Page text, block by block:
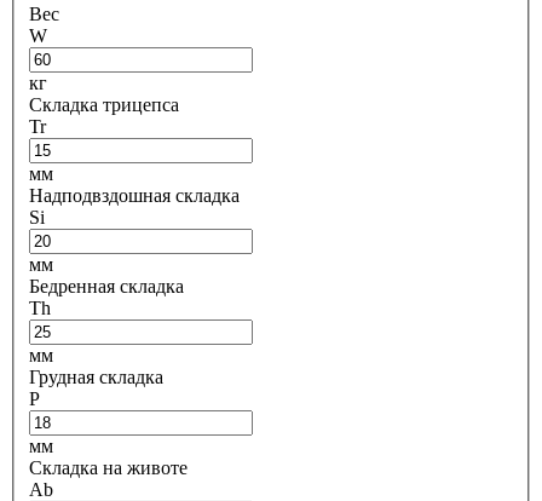
Вес
W
кг
Складка трицепса
Tr
мм
Надподвздошная складка
Si
мм
Бедренная складка
Th
мм
Грудная складка
P
мм
Складка на животе
Ab